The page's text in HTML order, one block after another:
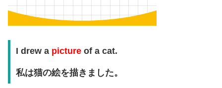
I drew a pictureof a cat.
私は猫の絵を描きました。